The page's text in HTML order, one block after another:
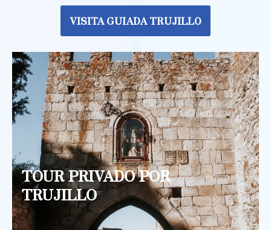
VISITA GUIADA TRUJILLO
TOUR PRIVADO POR
TRUJILLO